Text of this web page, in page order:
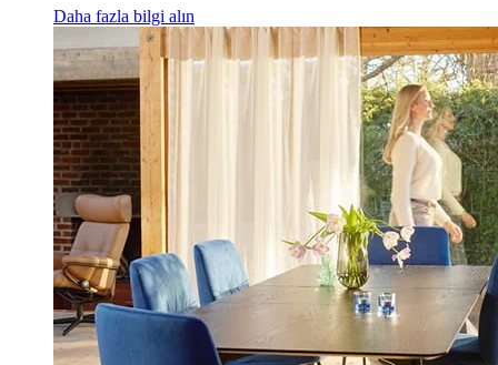
Daha fazla bilgi alın